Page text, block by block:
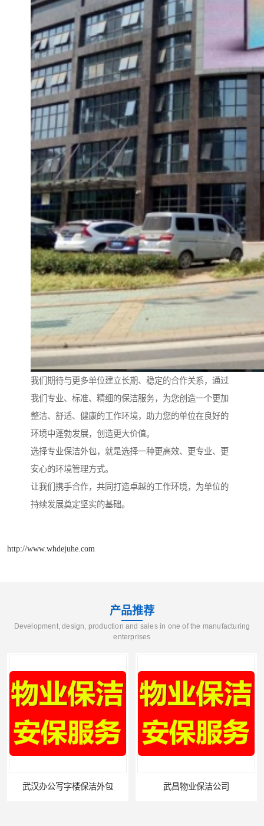
我们期待与更多单位建立长期、稳定的合作关系，通过
我们专业、标准、精细的保洁服务，为您创造一个更加
整洁、舒适、健康的工作环境，助力您的单位在良好的
环境中蓬勃发展，创造更大价值。
选择专业保洁外包，就是选择一种更高效、更专业、更
安心的环境管理方式。
让我们携手合作，共同打造卓越的工作环境，为单位的
持续发展奠定坚实的基础。
http://www.whdejuhe.com
产品推荐
Development, design, production and sales in one of the manufacturing
enterprises
武汉办公写字楼保洁外包 武昌物业保洁公司